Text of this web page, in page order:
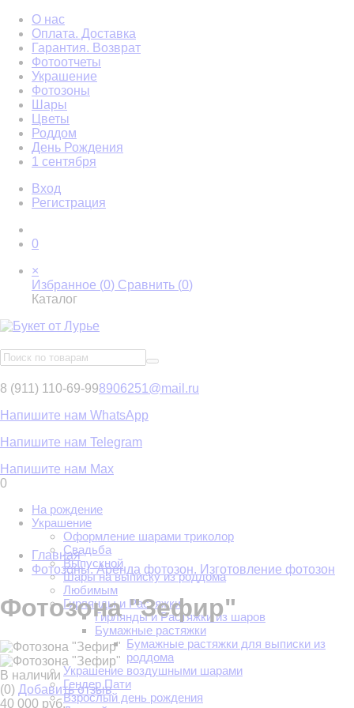
О нас
Оплата. Доставка
Гарантия. Возврат
Фотоотчеты
Украшение
Фотозоны
Шары
Цветы
Роддом
День Рождения
1 сентября
Вход
Регистрация
0
×
Избранное (0) Сравнить (0)
Каталог
8 (911) 110-69-998906251@mail.ru
Напишите нам WhatsApp
Напишите нам Telegram
Напишите нам Max
0
На рождение
Украшение
Оформление шарами триколор
Свадьба
Выпускной
Шары на выписку из роддома
Любимым
Гирлянды и Растяжки
Гирлянды и Растяжки из шаров
Бумажные растяжки
Бумажные растяжки для выписки из
роддома
Украшение воздушными шарами
Гендер Пати
Взрослый день рождения
Главная
Фотозоны. Аренда фотозон. Изготовление фотозон
Фотозона "Зефир"
В наличии
(0) Добавить отзыв
40 000 руб.